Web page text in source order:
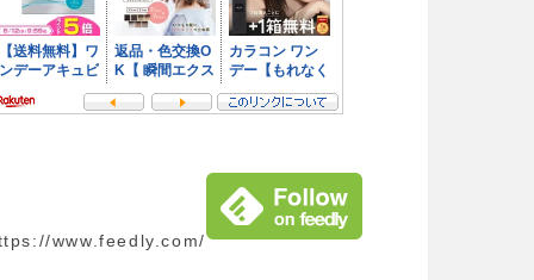
www.feedly.com/